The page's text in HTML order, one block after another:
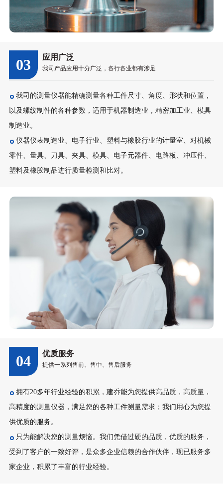
03 应用广泛
我司产品应用十分广泛，各行各业都有涉足
我司的测量仪器能精确测量各种工件尺寸、角度、形状和位置，
以及螺纹制件的各种参数，适用于机器制造业，精密加工业、模具
制造业。
仪器仪表制造业、电子行业、塑料与橡胶行业的计量室、对机械
零件、量具、刀具、夹具、模具、电子元器件、电路板、冲压件、
塑料及橡胶制品进行质量检测和比对。
04 优质服务
提供一系列售前、售中、售后服务
拥有20多年行业经验的积累，建乔能为您提供高品质，高质量，
高精度的测量仪器，满足您的各种工件测量需求；我们用心为您提
供优质的服务。
只为能解决您的测量烦恼。我们凭借过硬的品质，优质的服务，
受到了客户的一致好评，是众多企业信赖的合作伙伴，现已服务多
家企业，积累了丰富的行业经验。